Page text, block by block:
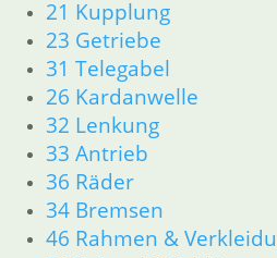
21 Kupplung
23 Getriebe
31 Telegabel
26 Kardanwelle
32 Lenkung
33 Antrieb
36 Räder
34 Bremsen
46 Rahmen &